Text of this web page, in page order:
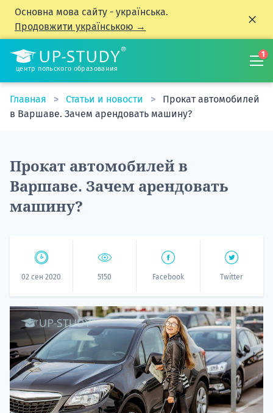
Основна мова сайту - українська.
Продовжити українською →
центр польского образования
1
Главная Статьи и новости
Прокат автомобилей
в Варшаве. Зачем арендовать машину?
Прокат автомобилей в
Варшаве. Зачем арендовать
машину?
02 сен 2020 5150 Facebook Twitter